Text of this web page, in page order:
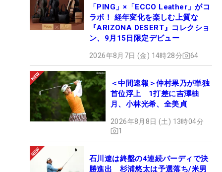
「PING」×「ECCO Leather」がコ
ラボ！ 経年変化を楽しむ上質な
『ARIZONA DESERT』コレクショ
ン、9月15日限定デビュー
2026年8月7日 (金) 14時28分 64
＜中間速報＞仲村果乃が単独
首位浮上 1打差に吉澤柚
月、小林光希、全美貞
2026年8月8日 (土) 13時04分
1
石川遼は終盤の4連続バーディで決
勝進出 杉浦悠太は予選落ち/米男